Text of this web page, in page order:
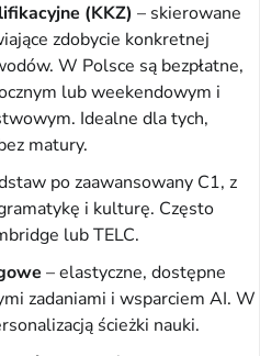
(KKZ) – skierowane
zdobycie konkretnej
W Polsce są bezpłatne,
lub weekendowym i
Idealne dla tych,
matury.
po zaawansowany C1, z
i kulturę. Często
lub TELC.
– elastyczne, dostępne
zadaniami i wsparciem AI. W
ścieżki nauki.